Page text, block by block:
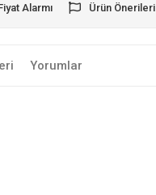
Alarmı Ürün Önerileri
Yorumlar